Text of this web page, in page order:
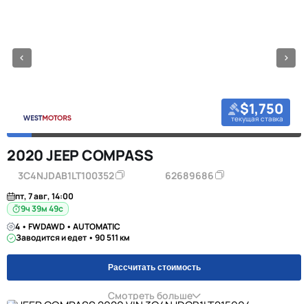
$1,750
текущая ставка
2020 JEEP COMPASS
3C4NJDAB1LT100352 62689686
пт, 7 авг, 14:00
9ч 39м 48с
4 • FWDAWD • AUTOMATIC
Заводится и едет • 90 511 км
Рассчитать стоимость
Смотреть больше